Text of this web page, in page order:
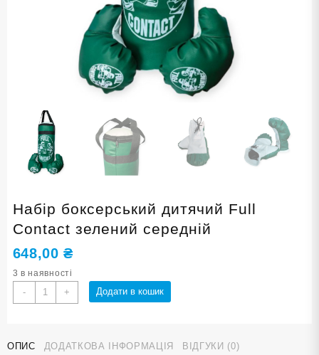
Набір боксерський дитячий Full
Contact зелений середній
648,00₴
3 в наявності
-
Набір
боксерський
Contact
+ Додати в кошик
ОПИС ДОДАТКОВА ІНФОРМАЦІЯ ВІДГУКИ (0)